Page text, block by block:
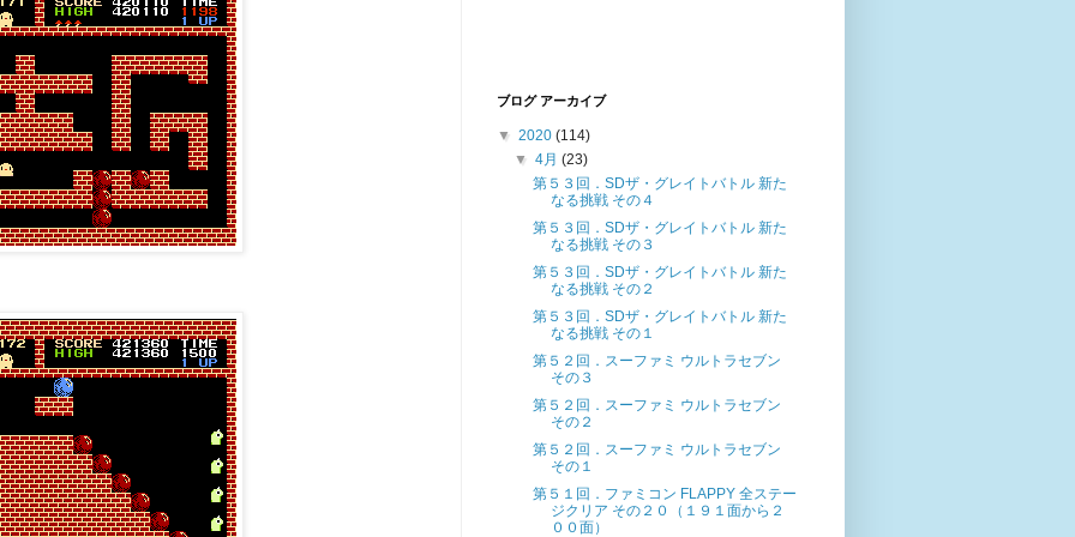
ブログ アーカイブ
▼ 2020 (114)
▼4月(23)
第５３回．SDザ・グレイトバトル 新た
なる挑戦 その４
第５３回．SDザ・グレイトバトル 新た
なる挑戦 その３
第５３回．SDザ・グレイトバトル 新た
なる挑戦 その２
第５３回．SDザ・グレイトバトル 新た
なる挑戦 その１
第５２回．スーファミ ウルトラセブン
その３
第５２回．スーファミ ウルトラセブン
その２
第５２回．スーファミ ウルトラセブン
その１
第５１回．ファミコン FLAPPY 全ステー
ジクリア その２０（１９１面から２
００面）